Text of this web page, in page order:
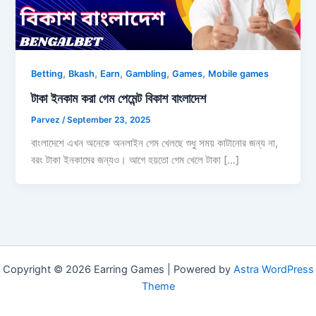
Betting, Bkash, Earn,Gambling,Games, Mobile games
টাকা ইনকাম করা গেম পেমেন্ট বিকাশ বাংলাদেশ
Parvez/September 23, 2025
বাংলাদেশে এখন অনেকে অনলাইন গেম খেলছে শুধু সময় কাটানোর জন্য না,
বরং টাকা ইনকামের জন্যও। আগে হয়তো গেম খেলে টাকা […]
Copyright © 2026 Earring Games | Powered by Astra WordPress
Theme